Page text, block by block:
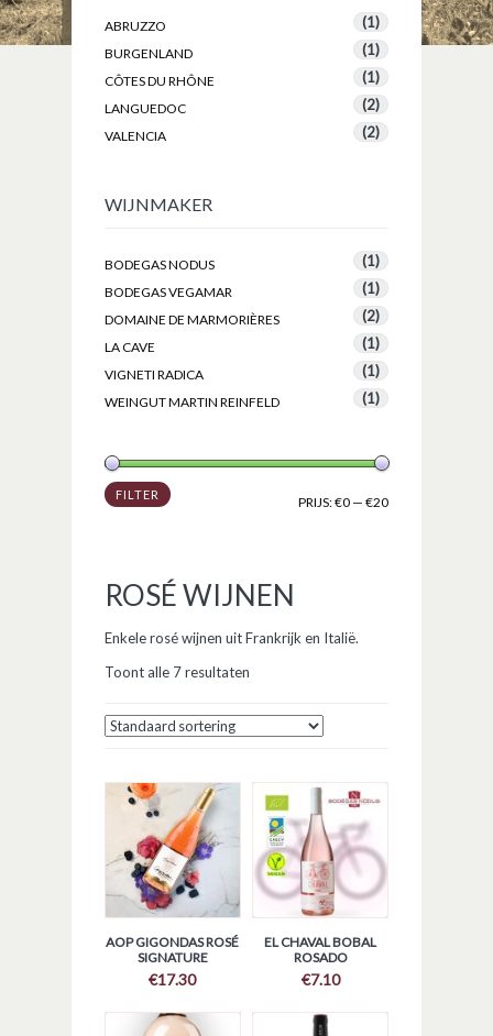
ABRUZZO (1)
BURGENLAND (1)
CÔTES DU RHÔNE (1)
LANGUEDOC (2)
VALENCIA (2)
WIJNMAKER
BODEGAS NODUS (1)
BODEGAS VEGAMAR (1)
DOMAINE DE MARMORIÈRES (2)
LA CAVE (1)
VIGNETI RADICA (1)
WEINGUT MARTIN REINFELD (1)
FILTER PRIJS:€0 — €20
ROSÉ WIJNEN
Enkele rosé wijnen uit Frankrijk en Italië.
Toont alle 7 resultaten
AOP GIGONDAS ROSÉ
SIGNATURE
€17.30
EL CHAVAL BOBAL
ROSADO
€7.10